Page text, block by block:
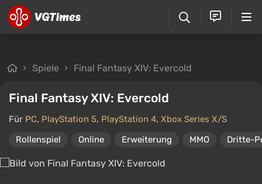
Spiele Final Fantasy XIV: Evercold
Final Fantasy XIV: Evercold
Für PC, PlayStation 5, PlayStation 4, Xbox Series X/S
Rollenspiel
Online Erweiterung MMO Dritte-